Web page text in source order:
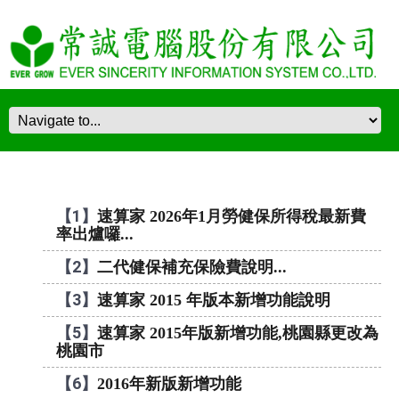
【1】 速算家 2026年1月勞健保所得稅最新費
率出爐囉...
【2】 二代健保補充保險費說明...
【3】 速算家 2015 年版本新增功能說明
【5】 速算家 2015年版新增功能,桃園縣更改為
桃園市
【6】 2016年新版新增功能